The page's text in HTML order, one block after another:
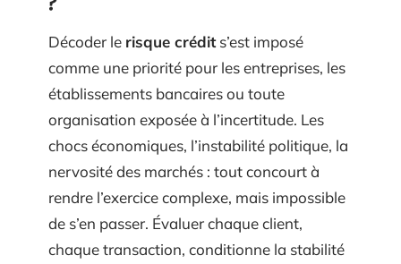
Décoder le risque crédits’est imposé
comme une priorité pour les entreprises, les
établissements bancaires ou toute
organisation exposée à l’incertitude. Les
chocs économiques, l’instabilité politique, la
nervosité des marchés : tout concourt à
rendre l’exercice complexe, mais impossible
de s’en passer. Évaluer chaque client,
chaque transaction, conditionne la stabilité